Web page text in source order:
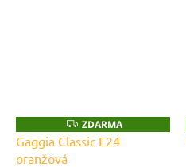
Z
D
A
ZDARMA
Gaggia Classic E24
oranžová